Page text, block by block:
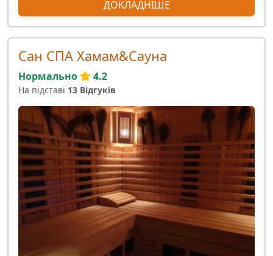
ДОКЛАДНІШЕ
Сан СПА Хамам&Сауна
Нормально 4.2
На підставі 13 Відгуків